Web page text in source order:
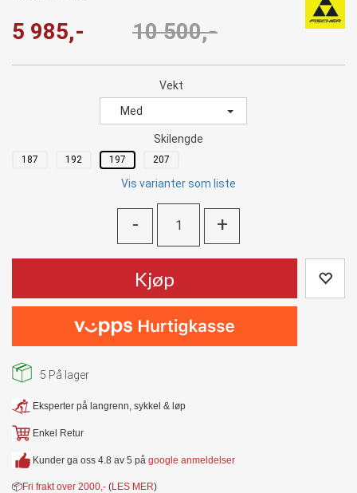
5 985,- 10 500,-
Vekt
Med
Skilengde
187 192 197 207
Vis varianter som liste
- +
Kjøp
5 På lager
Eksperter på langrenn, sykkel & løp
Enkel Retur
Kunder ga oss 4.8 av 5 på google anmeldelser
📦Fri frakt over 2000,- (LES MER)